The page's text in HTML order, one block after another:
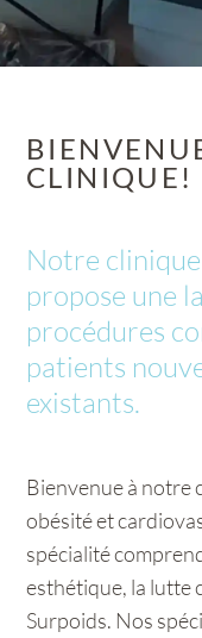
CLINIQUE!
Notre
propose une
procédures
patients
existants.
Bienvenue à notre
obésité et
spécialité
esthétique, la lutte
Surpoids. Nos